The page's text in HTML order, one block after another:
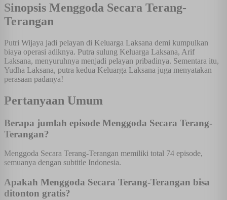
Sinopsis Menggoda Secara Terang-
Terangan
Putri Wijaya jadi pelayan di Keluarga Laksana demi kumpulkan
biaya operasi adiknya. Putra sulung Keluarga Laksana, Arif
Laksana, menyuruhnya menjadi pelayan pribadinya. Sementara itu,
Yudha Laksana, putra kedua Keluarga Laksana juga menyatakan
perasaan padanya!
Pertanyaan Umum
Berapa jumlah episode Menggoda Secara Terang-
Terangan?
Menggoda Secara Terang-Terangan memiliki total 74 episode,
semuanya dengan subtitle Indonesia.
Apakah Menggoda Secara Terang-Terangan bisa
ditonton gratis?